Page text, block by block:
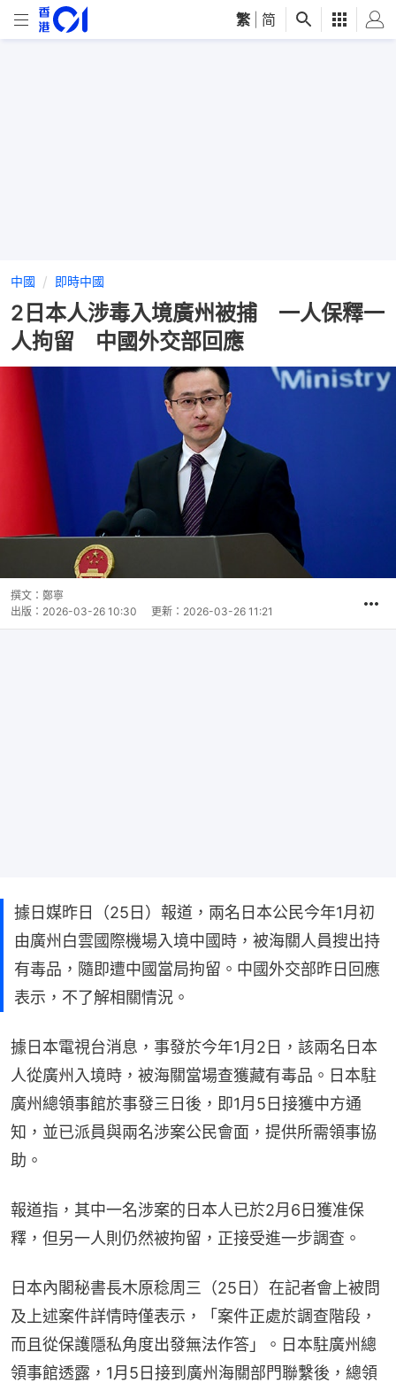
繁 简
中國 即時中國
2日本人涉毒入境廣州被捕 一人保釋一
人拘留 中國外交部回應
撰文： 鄭寧
出版： 2026-03-26 10:30 更新： 2026-03-26 11:21
據日媒昨日（25日）報道，兩名日本公民今年1月初
由廣州白雲國際機場入境中國時，被海關人員搜出持
有毒品，隨即遭中國當局拘留。中國外交部昨日回應
表示，不了解相關情況。
據日本電視台消息，事發於今年1月2日，該兩名日本
人從廣州入境時，被海關當場查獲藏有毒品。日本駐
廣州總領事館於事發三日後，即1月5日接獲中方通
知，並已派員與兩名涉案公民會面，提供所需領事協
助。
報道指，其中一名涉案的日本人已於2月6日獲准保
釋，但另一人則仍然被拘留，正接受進一步調查。
日本內閣秘書長木原稔周三（25日）在記者會上被問
及上述案件詳情時僅表示，「案件正處於調查階段，
而且從保護隱私角度出發無法作答」。日本駐廣州總
領事館透露，1月5日接到廣州海關部門聯繫後，總領